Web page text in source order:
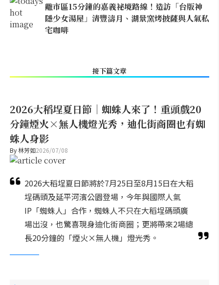
離市區15分鐘的嘉義祕境路線！造訪「台版神
隱少女湯屋」清豐濤月、湖景窯烤披薩與人氣私
宅咖啡
接下篇文章
2026大稻埕夏日節｜蜘蛛人來了！重頭戲20
分鐘煙火×無人機燈光秀，迪化街商圈也有蜘
蛛人身影
By林芳如2026/07/08
2026大稻埕夏日節將於7月25日至8月15日在大稻
埕碼頭及延平河濱公園登場，今年與國際人氣
IP「蜘蛛人」合作，蜘蛛人不只在大稻埕碼頭廣
場出沒，也驚喜現身迪化街商圈；更將帶來2場總
長20分鐘的「煙火×無人機」燈光秀。